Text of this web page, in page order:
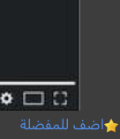
اضف للمفضلة